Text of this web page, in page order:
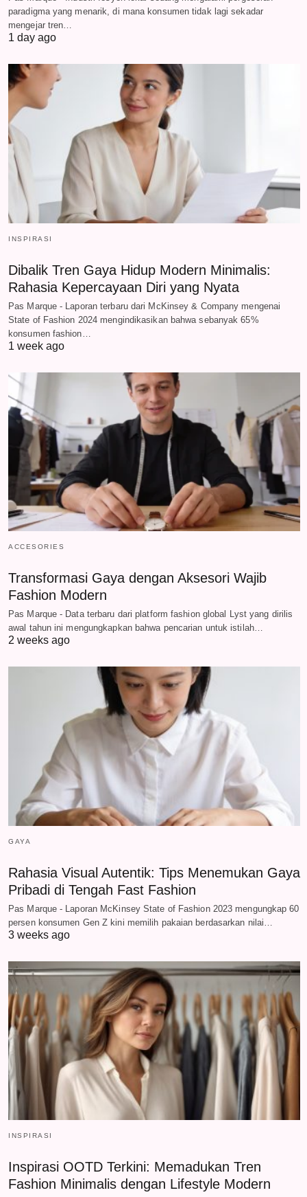
paradigma yang menarik, di mana konsumen tidak lagi sekadar
mengejar tren…
1 day ago
INSPIRASI
Dibalik Tren Gaya Hidup Modern Minimalis:
Rahasia Kepercayaan Diri yang Nyata
Pas Marque - Laporan terbaru dari McKinsey & Company mengenai
State of Fashion 2024 mengindikasikan bahwa sebanyak 65%
konsumen fashion…
1 week ago
ACCESORIES
Transformasi Gaya dengan Aksesori Wajib
Fashion Modern
Pas Marque - Data terbaru dari platform fashion global Lyst yang dirilis
awal tahun ini mengungkapkan bahwa pencarian untuk istilah…
2 weeks ago
GAYA
Rahasia Visual Autentik: Tips Menemukan Gaya
Pribadi di Tengah Fast Fashion
Pas Marque - Laporan McKinsey State of Fashion 2023 mengungkap 60
persen konsumen Gen Z kini memilih pakaian berdasarkan nilai…
3 weeks ago
INSPIRASI
Inspirasi OOTD Terkini: Memadukan Tren
Fashion Minimalis dengan Lifestyle Modern